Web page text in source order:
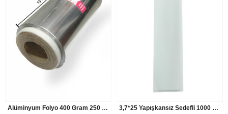
Alüminyum Folyo 400 Gram 250 Gram Masura
3,7*25 Yapışkansız Sedefli 1000 Adet Askılı Poşet